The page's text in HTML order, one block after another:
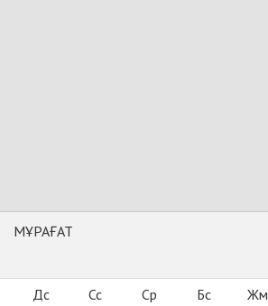
МҰРАҒАТ
Дс Сс Ср Бс Жм